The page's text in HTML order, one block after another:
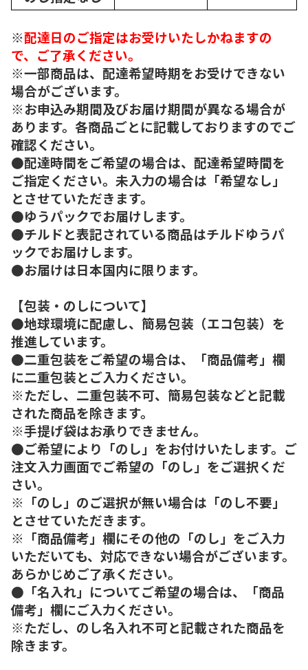
※配達日のご指定はお受けいたしかねますの
で、ご了承ください。
※一部商品は、配達希望時期をお受けできない
場合がございます。
※お申込み期間及びお届け期間が異なる場合が
あります。各商品ごとに記載しておりますのでご
確認ください。
●配達時間をご希望の場合は、配達希望時間を
ご指定ください。未入力の場合は「希望なし」
とさせていただきます。
●ゆうパックでお届けします。
●チルドと表記されている商品はチルドゆうパ
ックでお届けします。
●お届けは日本国内に限ります。
【包装・のしについて】
●地球環境に配慮し、簡易包装（エコ包装）を
推進しています。
●二重包装をご希望の場合は、「商品備考」欄
に二重包装とご入力ください。
※ただし、二重包装不可、簡易包装などと記載
された商品を除きます。
※手提げ袋はお承りできません。
●ご希望により「のし」をお付けいたします。ご
注文入力画面でご希望の「のし」をご選択くだ
さい。
※「のし」のご選択が無い場合は「のし不要」
とさせていただきます。
※「商品備考」欄にその他の「のし」をご入力
いただいても、対応できない場合がございます。
あらかじめご了承ください。
●「名入れ」についてご希望の場合は、「商品
備考」欄にご入力ください。
※ただし、のし名入れ不可と記載された商品を
除きます。